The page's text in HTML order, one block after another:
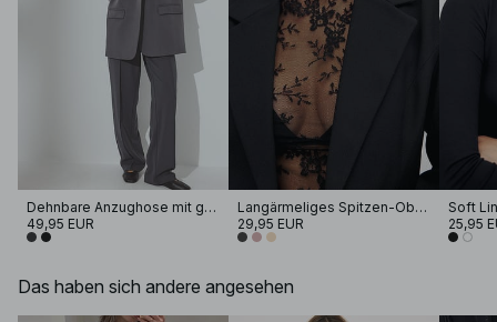
Dehnbare Anzughose mit geradem Bein
49,95 EUR
Langärmeliges Spitzen-Oberteil
29,95 EUR
25,95
Das haben sich andere angesehen